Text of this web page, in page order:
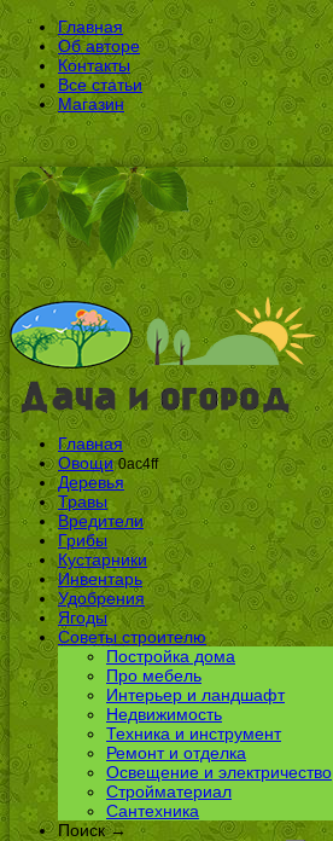
Главная
Об авторе
Контакты
Все статьи
Магазин
Главная
Овощи 0ac4ff
Деревья
Травы
Вредители
Грибы
Кустарники
Инвентарь
Удобрения
Ягоды
Советы строителю
Постройка дома
Про мебель
Интерьер и ландшафт
Недвижимость
Техника и инструмент
Ремонт и отделка
Освещение и электричество
Стройматериал
Сантехника
Поиск →